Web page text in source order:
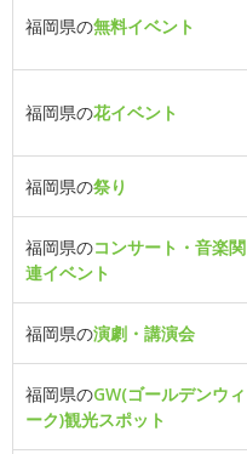
福岡県の無料イベント
福岡県の花イベント
福岡県の祭り
福岡県のコンサート・音楽関
連イベント
福岡県の演劇・講演会
福岡県のGW(ゴールデンウィ
ーク)観光スポット